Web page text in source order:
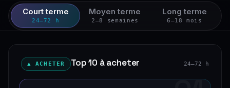
Court terme
24–72 h
Moyen terme
2–8 semaines
Long terme
6–18 mois
▲ ACHETER Top 10 à acheter 24–72 h